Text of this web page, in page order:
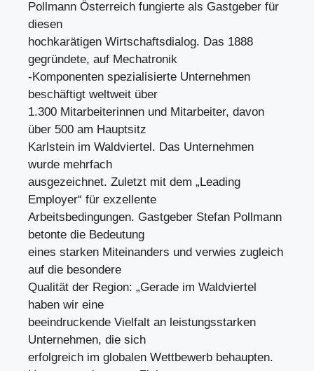
Pollmann Österreich fungierte als Gastgeber für
diesen
hochkarätigen Wirtschaftsdialog. Das 1888
gegründete, auf Mechatronik
-Komponenten spezialisierte Unternehmen
beschäftigt weltweit über
1.300 Mitarbeiterinnen und Mitarbeiter, davon
über 500 am Hauptsitz
Karlstein im Waldviertel. Das Unternehmen
wurde mehrfach
ausgezeichnet. Zuletzt mit dem „Leading
Employer“ für exzellente
Arbeitsbedingungen. Gastgeber Stefan Pollmann
betonte die Bedeutung
eines starken Miteinanders und verwies zugleich
auf die besondere
Qualität der Region: „Gerade im Waldviertel
haben wir eine
beeindruckende Vielfalt an leistungsstarken
Unternehmen, die sich
erfolgreich im globalen Wettbewerb behaupten.